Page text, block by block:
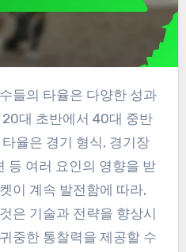
대 초반에서 40대 중반
율은 경기 형식, 경기장
등 여러 요인의 영향을 받
이 계속 발전함에 따라,
은 기술과 전략을 향상시
중한 통찰력을 제공할 수